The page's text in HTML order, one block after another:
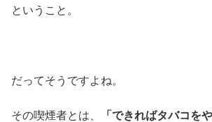
ということ。
だってそうですよね。
その喫煙者とは、 「できればタバコを